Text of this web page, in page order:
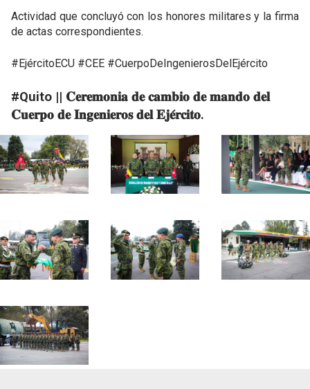
Actividad que concluyó con los honores militares y la firma
de actas correspondientes.
#EjércitoECU #CEE #CuerpoDeIngenierosDelEjército
#Quito || 𝐂𝐞𝐫𝐞𝐦𝐨𝐧𝐢𝐚 𝐝𝐞 𝐜𝐚𝐦𝐛𝐢𝐨 𝐝𝐞 𝐦𝐚𝐧𝐝𝐨 𝐝𝐞𝐥
𝐂𝐮𝐞𝐫𝐩𝐨 𝐝𝐞 𝐈𝐧𝐠𝐞𝐧𝐢𝐞𝐫𝐨𝐬 𝐝𝐞𝐥 𝐄𝐣𝐞́𝐫𝐜𝐢𝐭𝐨.